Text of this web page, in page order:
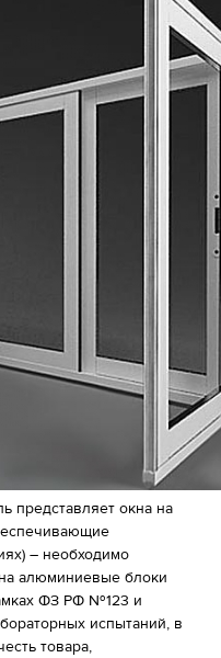
представляет окна на
– необходимо
алюминиевые блоки
ФЗ РФ №123 и
испытаний, в
товара,